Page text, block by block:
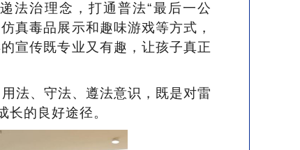
法治理念，打通普法“最后一公
真毒品展示和趣味游戏等方式，
宣传既专业又有趣，让孩子真正
法、守法、遵法意识，既是对雷
长的良好途径。